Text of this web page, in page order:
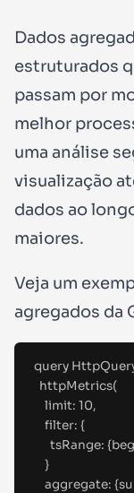
Dados
estruturados
passam por
melhor
uma análise
visualização
dados ao
maiores.
Veja um
agregados da
query
httpMetrics(
limit: 10,
filter: {
tsRange: {
}
aggregate: {